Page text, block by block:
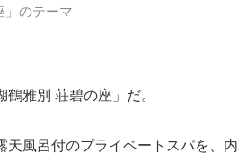
」のテーマ
雅別 荘碧の座」だ。
風呂付のプライベートスパを、内